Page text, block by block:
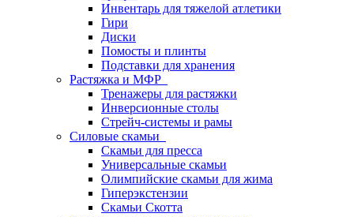
Инвентарь для тяжелой атлетики
Гири
Диски
Помосты и плинты
Подставки для хранения
Растяжка и МФР
Тренажеры для растяжки
Инверсионные столы
Стрейч-системы и рамы
Силовые скамьи
Скамьи для пресса
Универсальные скамьи
Олимпийские скамьи для жима
Гиперэкстензии
Скамьи Скотта